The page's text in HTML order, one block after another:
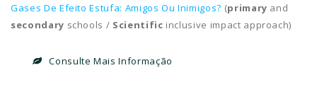
Gases De Efeito Estufa: Amigos Ou Inimigos? (primary and
secondary schools / Scientific inclusive impact approach)
Consulte Mais Informação